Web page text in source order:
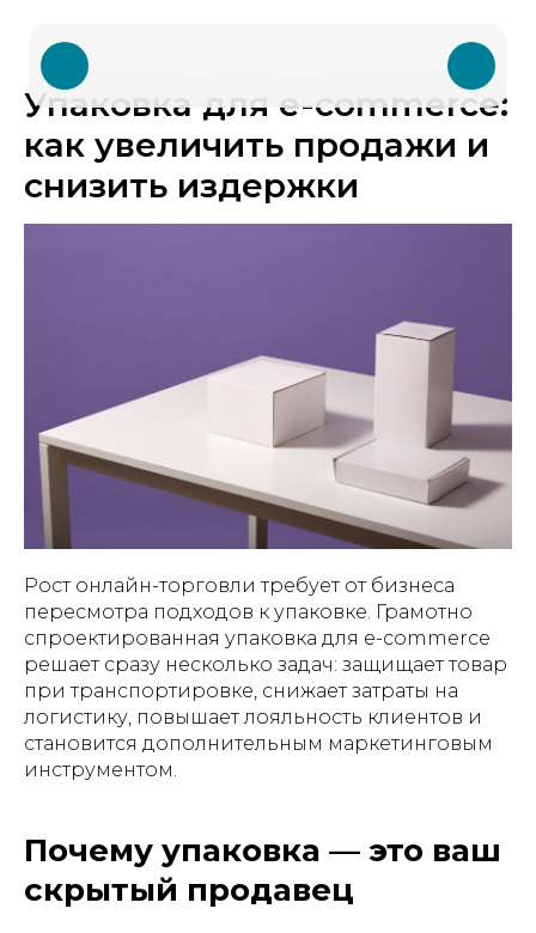
Упаковка для e-commerce:
как увеличить продажи и
снизить издержки
Рост онлайн-торговли требует от бизнеса
пересмотра подходов к упаковке. Грамотно
спроектированная упаковка для e-commerce
решает сразу несколько задач: защищает товар
при транспортировке, снижает затраты на
логистику, повышает лояльность клиентов и
становится дополнительным маркетинговым
инструментом.
Почему упаковка — это ваш
скрытый продавец